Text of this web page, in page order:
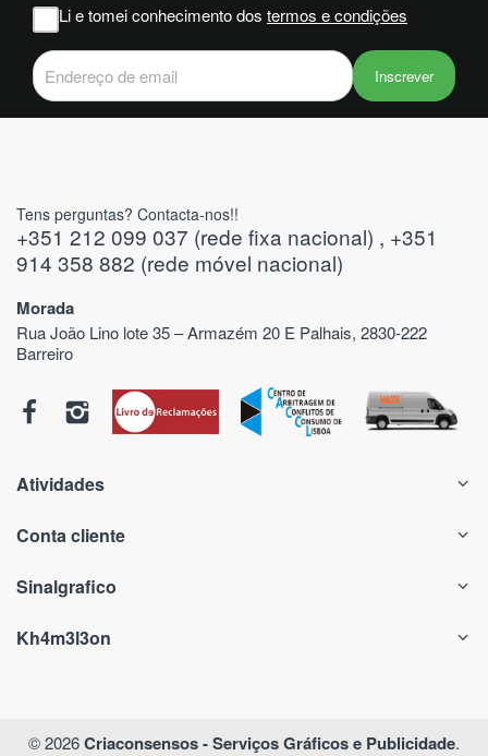
Li e tomei conhecimento dos termos e condições
Inscrever
Tens perguntas? Contacta-nos!!
+351 212 099 037 (rede fixa nacional) , +351
914 358 882 (rede móvel nacional)
Morada
Rua João Lino lote 35 – Armazém 20 E Palhais, 2830-222
Barreiro
Atividades
Conta cliente
Sinalgrafico
Kh4m3l3on
© 2026Criaconsensos - Serviços Gráficos e Publicidade.